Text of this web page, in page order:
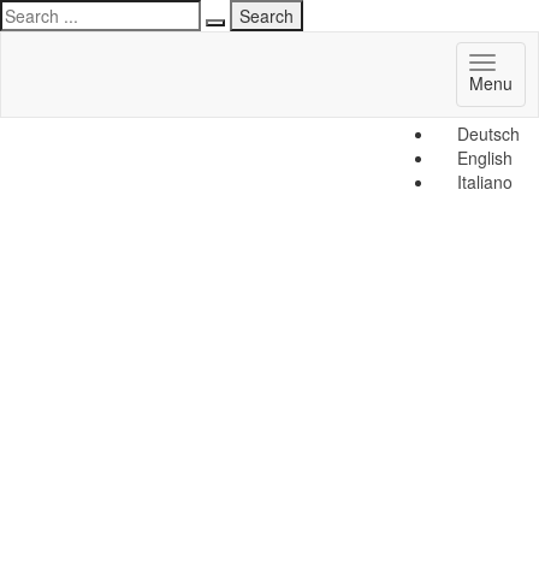
Deutsch
English
Italiano
Menu